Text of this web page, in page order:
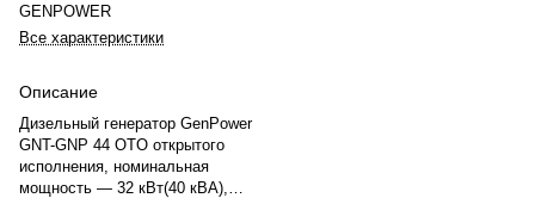
GENPOWER
Все характеристики
Описание
Дизельный генератор GenPower
GNT-GNP 44 OTO открытого
исполнения, номинальная
мощность — 32 кВт(40 кВА),